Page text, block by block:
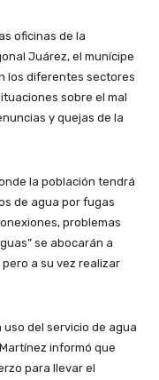
oficinas de la
Juárez, el munícipe
los diferentes sectores
sobre el mal
y quejas de la
la población tendrá
de agua por fugas
problemas
se abocarán a
a su vez realizar
del servicio de agua
informó que
para llevar el